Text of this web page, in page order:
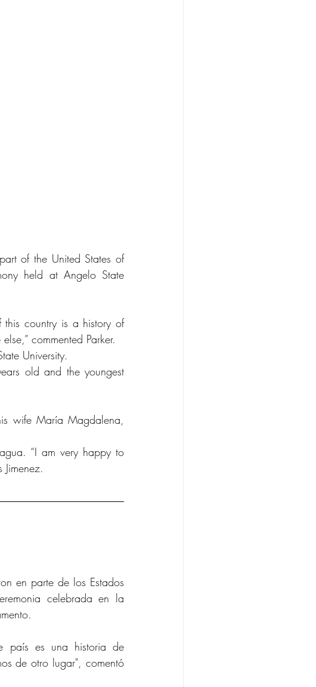
of the United States of
held at Angelo State
this country is a history of
commented Parker.
University.
old and the youngest
wife María Magdalena,
“I am very happy to
en parte de los Estados
celebrada en la
país es una historia de
de otro lugar", comentó